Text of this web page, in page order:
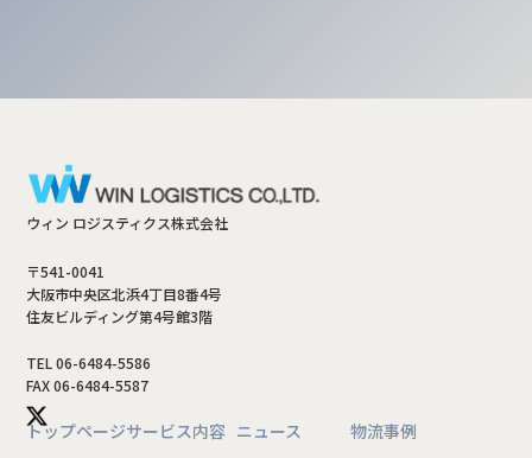
ウィン ロジスティクス株式会社
〒541-0041
大阪市中央区北浜4丁目8番4号
住友ビルディング第4号館3階
TEL 06-6484-5586
FAX 06-6484-5587
トップページサービス内容 ニュース 物流事例